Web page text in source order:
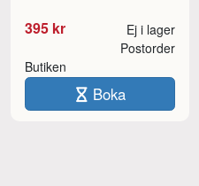
395 kr Ej i lager
Butiken
Postorder
Boka